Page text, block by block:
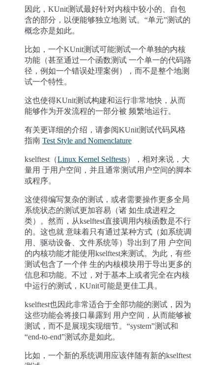
因此，KUnit测试最好针对内核中较小的、自包
含的部分，以便能够独立地测 试。“单元”测试的
概念亦是如此。
比如，一个KUnit测试可能测试一个单独的内核
功能（甚至通过一个函数测试 一个单一的代码路
径，例如一个错误处理案例），而不是整个地测
试一个特性。
这也使得KUnit测试构建和运行非常地快，从而
能够作为开发流程的一部分被 频繁地运行。
有关更详细的介绍，请参阅KUnit测试代码风格
指南 Test Style and Nomenclature
kselftest（Linux Kernel Selftests），相对来说，大
量用 于用户空间，并且通常测试用户空间的脚本
或程序。
这使得编写复杂的测试，或者需要操作更多全局
系统状态的测试更加容易（诸 如生成进程之
类）。然而，从kselftest直接调用内核函数是不行
的。这也就 意味着只有通过某种方式（如系统调
用、驱动设备、文件系统等）导出到了用 户空间
的内核功能才能使用kselftest来测试。为此，有些
测试包含了一个伴 生的内核模块用于导出更多的
信息和功能。不过，对于基本上或者完全在内核
中运行的测试，KUnit可能是更佳工具。
kselftest也因此非常适合于全部功能的测试，因为
这些功能会将接口暴露到 用户空间，从而能够被
测试，而不是展现实现细节。“system”测试和
“end-to-end”测试亦是如此。
比如，一个新的系统调用应该伴随有新的kselftest